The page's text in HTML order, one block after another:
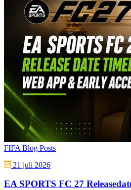
FIFA Blog Posts
21 juli 2026
EA SPORTS FC 27